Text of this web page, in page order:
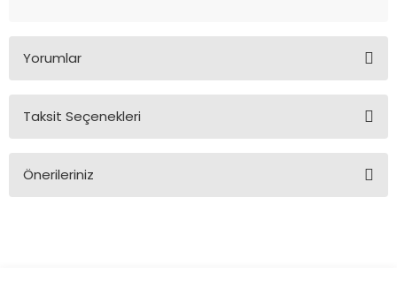
Yorumlar
Taksit Seçenekleri
Önerileriniz